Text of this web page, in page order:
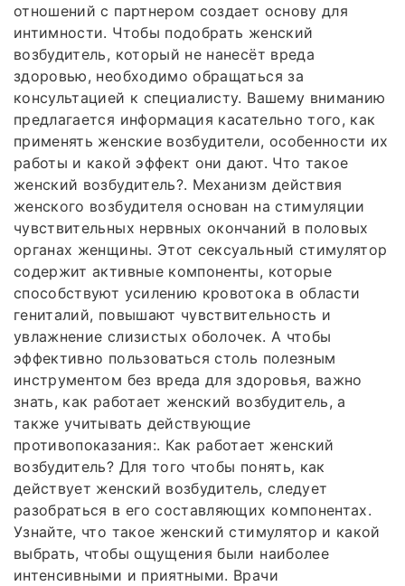
отношений с партнером создает основу для
интимности. Чтобы подобрать женский
возбудитель, который не нанесёт вреда
здоровью, необходимо обращаться за
консультацией к специалисту. Вашему вниманию
предлагается информация касательно того, как
применять женские возбудители, особенности их
работы и какой эффект они дают. Что такое
женский возбудитель?. Механизм действия
женского возбудителя основан на стимуляции
чувствительных нервных окончаний в половых
органах женщины. Этот сексуальный стимулятор
содержит активные компоненты, которые
способствуют усилению кровотока в области
гениталий, повышают чувствительность и
увлажнение слизистых оболочек. А чтобы
эффективно пользоваться столь полезным
инструментом без вреда для здоровья, важно
знать, как работает женский возбудитель, а
также учитывать действующие
противопоказания:. Как работает женский
возбудитель? Для того чтобы понять, как
действует женский возбудитель, следует
разобраться в его составляющих компонентах.
Узнайте, что такое женский стимулятор и какой
выбрать, чтобы ощущения были наиболее
интенсивными и приятными. Врачи